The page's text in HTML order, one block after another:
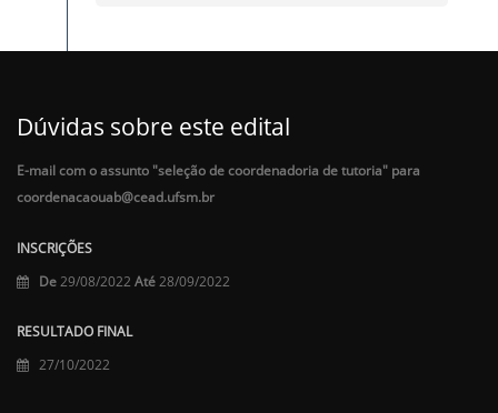
Dúvidas sobre este edital
E-mail com o assunto "seleção de coordenadoria de tutoria" para
coordenacaouab@cead.ufsm.br
INSCRIÇÕES
De 29/08/2022 Até 28/09/2022
RESULTADO FINAL
27/10/2022